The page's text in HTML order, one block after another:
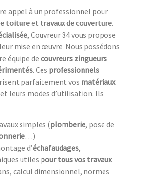
appel à un professionnel pour
toitureet travaux de couverture.
, Couvreur 84 vous propose
mise en œuvre. Nous possédons
équipe de couvreurs zingueurs
. Ces professionnels
parfaitement vos matériaux
et leurs modes d’utilisation. Ils
simples (plomberie, pose de
…)
d’échafaudages,
utiles pour tous vos travaux
calcul dimensionnel, normes